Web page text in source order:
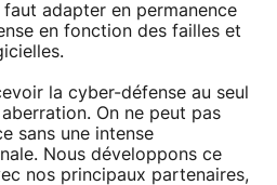
adapter en permanence
en fonction des failles et
la cyber-défense au seul
On ne peut pas
sans une intense
Nous développons ce
nos principaux partenaires,